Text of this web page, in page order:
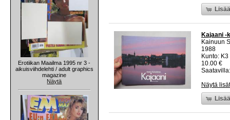
Erotiikan Maailma 1995 nr 3 -
aikuisviihdelehti / adult graphics
magazine
Näytä
Kajaani -
Kainuun
1988
Kunto:
10.00 €
Näytä